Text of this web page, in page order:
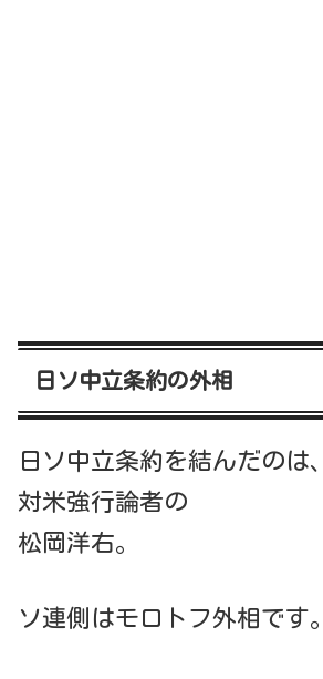
日ソ中立条約の外相
日ソ中立条約を結んだのは、
対米強行論者の
松岡洋右。
ソ連側はモロトフ外相です。